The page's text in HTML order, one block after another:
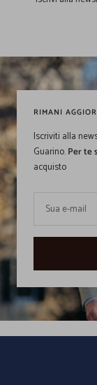
RIMANI
Iscriviti alla
Guarino.Per te
acquisto
Sua e-mail